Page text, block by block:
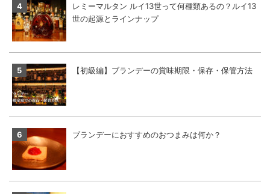
レミーマルタン ルイ13世って何種類あるの？ルイ13
世の起源とラインナップ
【初級編】ブランデーの賞味期限・保存・保管方法
ブランデーにおすすめのおつまみは何か？